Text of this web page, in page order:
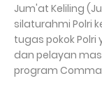
Jum'at Keliling
silaturahmi Polri
tugas pokok
dan pelayan
program